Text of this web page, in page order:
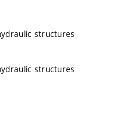
structures
structures